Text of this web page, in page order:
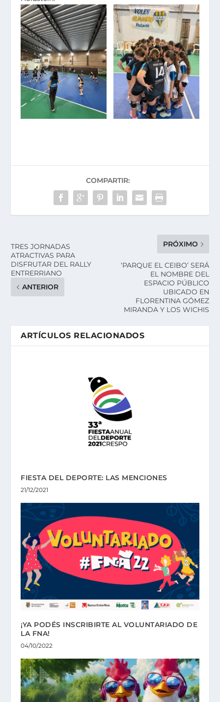
COMPARTIR:
TRES JORNADAS
ATRACTIVAS PARA
DISFRUTAR DEL RALLY
ENTRERRIANO
ANTERIOR
PRÓXIMO
‘PARQUE EL CEIBO’ SERÁ
EL NOMBRE DEL
ESPACIO PÚBLICO
UBICADO EN
FLORENTINA GÓMEZ
MIRANDA Y LOS WICHIS
ARTÍCULOS RELACIONADOS
FIESTA DEL DEPORTE: LAS MENCIONES
21/12/2021
¡YA PODÉS INSCRIBIRTE AL VOLUNTARIADO DE
LA FNA!
04/10/2022